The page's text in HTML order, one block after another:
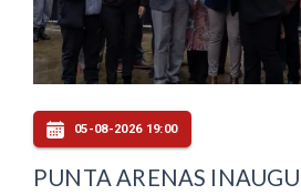
05-08-2026 19:00
PUNTA ARENAS